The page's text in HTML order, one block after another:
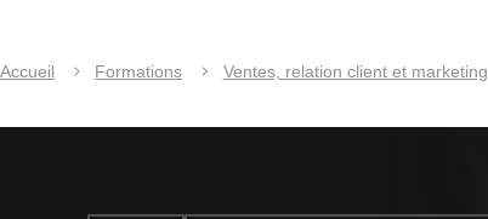
Accueil Formations Ventes, relation client et marketing